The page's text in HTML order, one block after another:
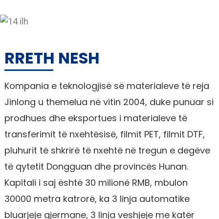
RRETH NESH
Kompania e teknologjisë së materialeve të reja
Jinlong u themelua në vitin 2004, duke punuar si
prodhues dhe eksportues i materialeve të
transferimit të nxehtësisë, filmit PET, filmit DTF,
pluhurit të shkrirë të nxehtë në tregun e degëve
të qytetit Dongguan dhe provincës Hunan.
Kapitali i saj është 30 milionë RMB, mbulon
30000 metra katrorë, ka 3 linja automatike
bluarjeje gjermane, 3 linja veshjeje me katër